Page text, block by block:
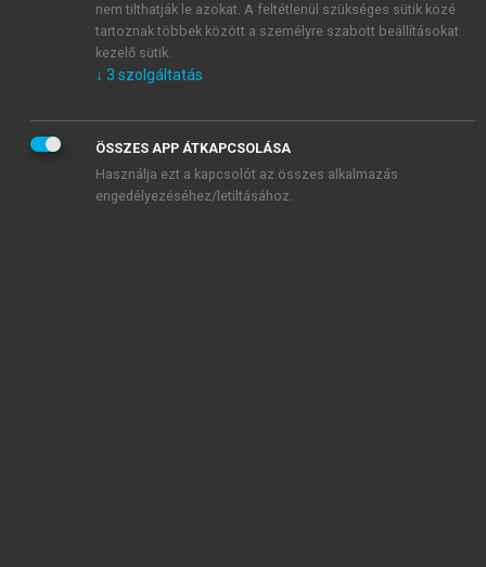
mersz.huoldalak licencszerződéseiben foglaltakat
tudomásul veszem és elfogadom.
KIPRÓBÁLOM
nem tilthatják le azokat. A feltétlenül szükséges sütik közé
tartoznak többek között a személyre szabott beállításokat
kezelő sütik.
↓ 3 szolgáltatás
ÖSSZES APP ÁTKAPCSOLÁSA
Használja ezt a kapcsolót az összes alkalmazás
engedélyezéséhez/letiltásához.